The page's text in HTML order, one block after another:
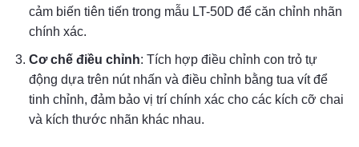
cảm biến tiên tiến trong mẫu LT-50D để căn chỉnh nhãn
chính xác.
Cơ chế điều chỉnh: Tích hợp điều chỉnh con trỏ tự
động dựa trên nút nhấn và điều chỉnh bằng tua vít để
tinh chỉnh, đảm bảo vị trí chính xác cho các kích cỡ chai
và kích thước nhãn khác nhau.